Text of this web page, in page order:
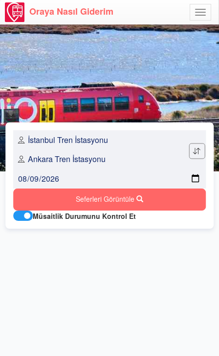
Aç
Oraya Nasıl Giderim
Seferleri Görüntüle
Müsaitlik Durumunu Kontrol Et